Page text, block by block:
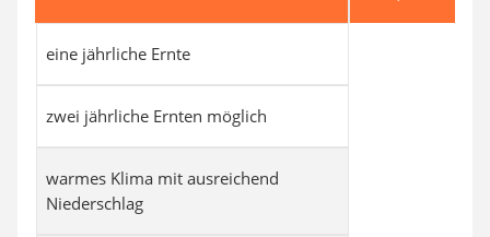
eine jährliche Ernte
zwei jährliche Ernten möglich
warmes Klima mit ausreichend
Niederschlag